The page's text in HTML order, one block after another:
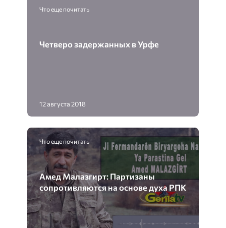
Что еще почитать
Четверо задержанных в Урфе
12 августа 2018
Что еще почитать
Амед Малазгирт: Партизаны
сопротивляются на основе духа РПК